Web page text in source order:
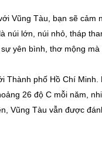
Vũng Tàu, bạn sẽ
núi lớn, núi nhỏ, tháp
yên bình, thơ mộng
Thành phố Hồ Chí
26 độ C mỗi năm,
Vũng Tàu vẫn được